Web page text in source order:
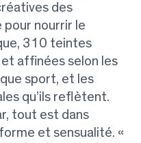
des
pour nourrir le
310 teintes
affinées selon les
sport, et les
qu’ils reflètent.
tout est dans
et sensualité. «